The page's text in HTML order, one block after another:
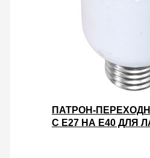
ПАТРОН-
С E27 НА E40 ДЛЯ